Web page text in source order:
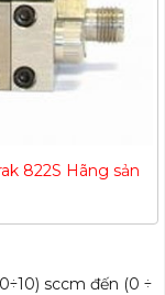
822S Hãng sản
sccm đến (0 ÷